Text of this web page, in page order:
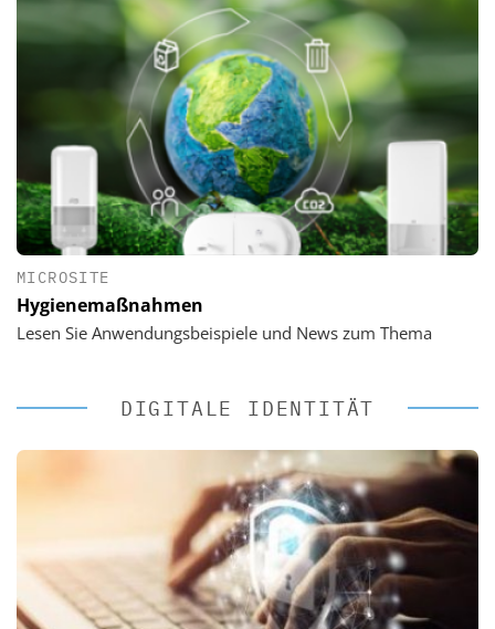
MICROSITE
Hygienemaßnahmen
Lesen Sie Anwendungsbeispiele und News zum Thema
DIGITALE IDENTITÄT